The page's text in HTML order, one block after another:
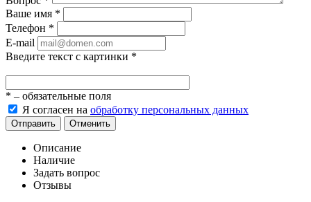
Ваше имя *
Телефон *
E-mail
Введите текст с картинки *
* – обязательные поля
Я согласен на обработку персональных данных
Отправить Отменить
Описание
Наличие
Задать вопрос
Отзывы